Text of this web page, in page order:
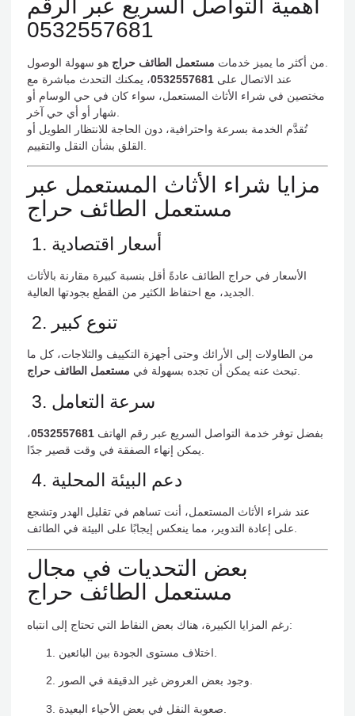
أهمية التواصل السريع عبر الرقم
0532557681
من أكثر ما يميز خدمات مستعمل الطائف حراج
عند الاتصال على 0532557681، يمكنك التحدث مباشرة مع
مختصين في شراء الأثاث المستعمل، سواء كان في حي الوسام أو
تُقدَّم الخدمة بسرعة واحترافية، دون الحاجة للانتظار الطويل أو
مزايا شراء الأثاث المستعمل عبر
مستعمل الطائف حراج
1. أسعار اقتصادية
الأسعار في حراج الطائف عادةً أقل بنسبة كبيرة مقارنة بالأثاث
2. تنوع كبير
من الطاولات إلى الأرائك وحتى أجهزة التكييف والثلاجات، كل ما
تبحث عنه يمكن أن تجده بسهولة في مستعمل الطائف حراج .
3. سرعة التعامل
بفضل توفر خدمة التواصل السريع عبر رقم الهاتف 0532557681،
4. دعم البيئة المحلية
عند شراء الأثاث المستعمل، أنت تساهم في تقليل الهدر وتشجع
بعض التحديات في مجال
مستعمل الطائف حراج
رغم المزايا الكبيرة، هناك بعض النقاط التي تحتاج إلى انتباه:
وجود بعض العروض غير الدقيقة في الصور.